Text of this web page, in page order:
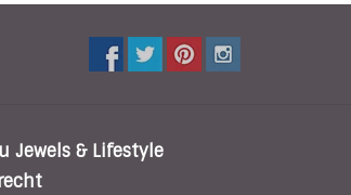
Jewels & Lifestyle